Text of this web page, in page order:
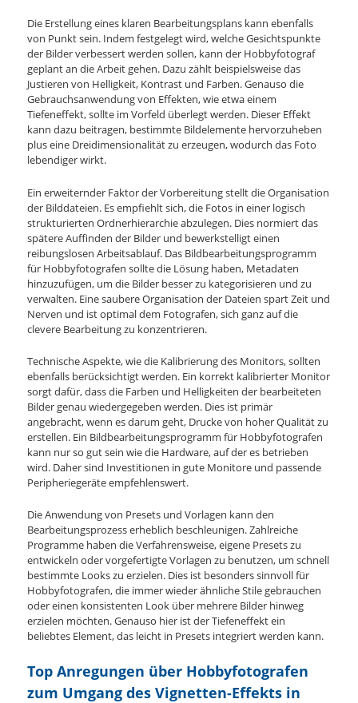
Die Erstellung eines klaren Bearbeitungsplans kann ebenfalls
von Punkt sein. Indem festgelegt wird, welche Gesichtspunkte
der Bilder verbessert werden sollen, kann der Hobbyfotograf
geplant an die Arbeit gehen. Dazu zählt beispielsweise das
Justieren von Helligkeit, Kontrast und Farben. Genauso die
Gebrauchsanwendung von Effekten, wie etwa einem
Tiefeneffekt, sollte im Vorfeld überlegt werden. Dieser Effekt
kann dazu beitragen, bestimmte Bildelemente hervorzuheben
plus eine Dreidimensionalität zu erzeugen, wodurch das Foto
lebendiger wirkt.
Ein erweiternder Faktor der Vorbereitung stellt die Organisation
der Bilddateien. Es empfiehlt sich, die Fotos in einer logisch
strukturierten Ordnerhierarchie abzulegen. Dies normiert das
spätere Auffinden der Bilder und bewerkstelligt einen
reibungslosen Arbeitsablauf. Das Bildbearbeitungsprogramm
für Hobbyfotografen sollte die Lösung haben, Metadaten
hinzuzufügen, um die Bilder besser zu kategorisieren und zu
verwalten. Eine saubere Organisation der Dateien spart Zeit und
Nerven und ist optimal dem Fotografen, sich ganz auf die
clevere Bearbeitung zu konzentrieren.
Technische Aspekte, wie die Kalibrierung des Monitors, sollten
ebenfalls berücksichtigt werden. Ein korrekt kalibrierter Monitor
sorgt dafür, dass die Farben und Helligkeiten der bearbeiteten
Bilder genau wiedergegeben werden. Dies ist primär
angebracht, wenn es darum geht, Drucke von hoher Qualität zu
erstellen. Ein Bildbearbeitungsprogramm für Hobbyfotografen
kann nur so gut sein wie die Hardware, auf der es betrieben
wird. Daher sind Investitionen in gute Monitore und passende
Peripheriegeräte empfehlenswert.
Die Anwendung von Presets und Vorlagen kann den
Bearbeitungsprozess erheblich beschleunigen. Zahlreiche
Programme haben die Verfahrensweise, eigene Presets zu
entwickeln oder vorgefertigte Vorlagen zu benutzen, um schnell
bestimmte Looks zu erzielen. Dies ist besonders sinnvoll für
Hobbyfotografen, die immer wieder ähnliche Stile gebrauchen
oder einen konsistenten Look über mehrere Bilder hinweg
erzielen möchten. Genauso hier ist der Tiefeneffekt ein
beliebtes Element, das leicht in Presets integriert werden kann.
Top Anregungen über Hobbyfotografen
zum Umgang des Vignetten-Effekts in